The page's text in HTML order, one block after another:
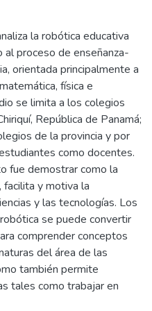
la robótica educativa
al proceso de enseñanza-
orientada principalmente a
física e
se limita a los colegios
República de Panamá;
de la provincia y por
como docentes.
fue demostrar como la
facilita y motiva la
y las tecnologías. Los
se puede convertir
comprender conceptos
del área de las
también permite
tales como trabajar en